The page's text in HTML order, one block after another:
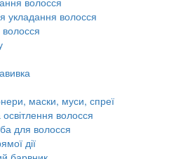
укладання волосся
маски, муси, спреї
волосся
для волосся
дії